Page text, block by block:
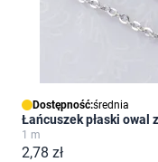
Dostępność:średnia
Łańcuszek płaski owal
1 m
2,78 zł